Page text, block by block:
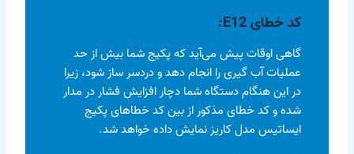
کد خطایE12
:
گاهی اوقات پیش می‌آید که پکیج شما بیش از حد
عملیات آب گیری را انجام دهد و دردسر ساز شود، زیرا
در این هنگام دستگاه شما دچار افزایش فشار در مدار
شده و کد خطای مذکور از بین کد خطاهای پکیج
ایساتیس مدل کاریز نمایش داده خواهد شد.